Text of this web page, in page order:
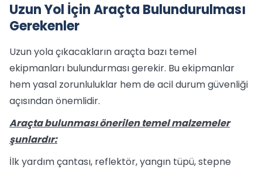
Uzun Yol İçin Araçta Bulundurulması
Gerekenler
Uzun yola çıkacakların araçta bazı temel
ekipmanları bulundurması gerekir. Bu ekipmanlar
hem yasal zorunluluklar hem de acil durum güvenliği
açısından önemlidir.
Araçta bulunması önerilen temel malzemeler
şunlardır:
İlk yardım çantası, reflektör, yangın tüpü, stepne